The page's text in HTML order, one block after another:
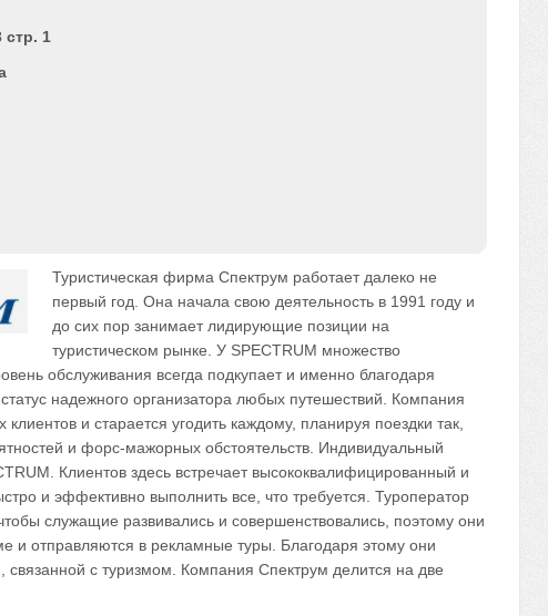
стр. 1
Туристическая фирма Спектрум работает далеко не
первый год. Она начала свою деятельность в 1991 году и
до сих пор занимает лидирующие позиции на
туристическом рынке. У SPECTRUM множество
обслуживания всегда подкупает и именно благодаря
надежного организатора любых путешествий. Компания
и старается угодить каждому, планируя поездки так,
и форс-мажорных обстоятельств. Индивидуальный
Клиентов здесь встречает высококвалифицированный и
и эффективно выполнить все, что требуется. Туроператор
служащие развивались и совершенствовались, поэтому они
и отправляются в рекламные туры. Благодаря этому они
с туризмом. Компания Спектрум делится на две